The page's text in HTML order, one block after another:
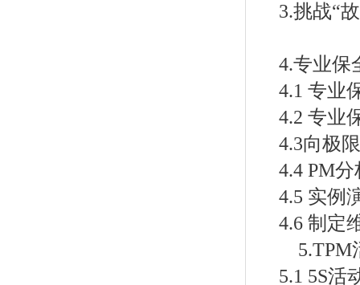
3.挑战“
4.专业保
4.1 专业
4.2 专业
4.3向极
4.4 PM
4.5 实例
4.6 制定
5.TPM
5.1 5S活